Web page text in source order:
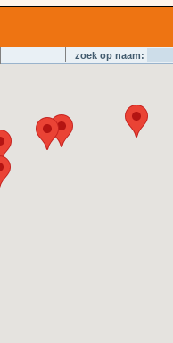
zoek op naam: